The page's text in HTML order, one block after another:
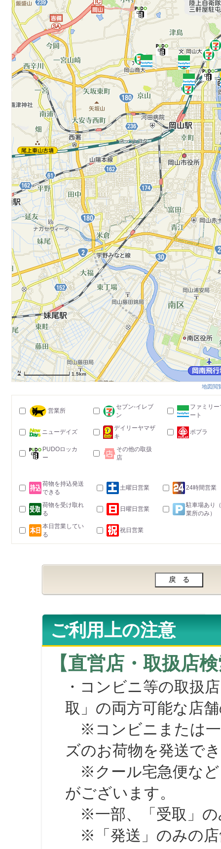
1.5km
地図閲
営業所
セブン-イレブ
ン
ファミリー
ート
ニューデイズ
デイリーヤマザ
キ
ポプラ
PUDOロッカ
ー
その他の取扱
店
荷物を持込発送
できる
土曜日営業 24時間営業
荷物を受け取れ
る
日曜日営業
駐車場あり
業所のみ）
本日営業してい
る
祝日営業
ご利用上の注意
【直営店・取扱店
・コンビニ等の取扱
取」の両方可能な店
※コンビニまたは一
ズのお荷物を発送で
※クール宅急便など
がございます。
※一部、「受取」の
※「発送」のみの店